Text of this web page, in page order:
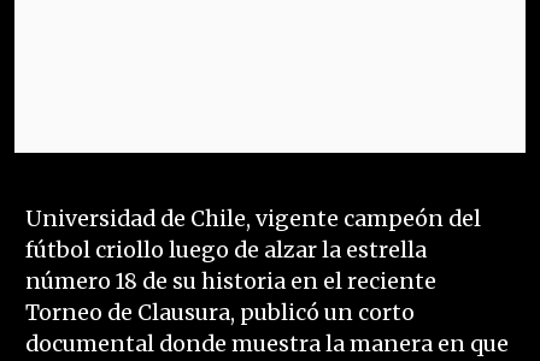
Universidad de Chile, vigente campeón del
fútbol criollo luego de alzar la estrella
número 18 de su historia en el reciente
Torneo de Clausura, publicó un corto
documental donde muestra la manera en que